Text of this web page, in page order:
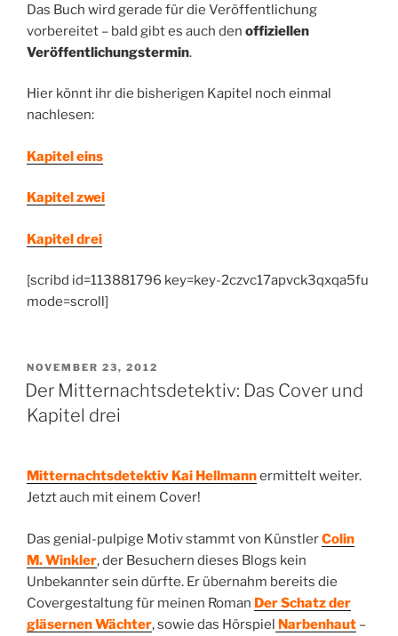
Das Buch wird gerade für die Veröffentlichung
vorbereitet – bald gibt es auch den offiziellen
Veröffentlichungstermin.
Hier könnt ihr die bisherigen Kapitel noch einmal
nachlesen:
Kapitel eins
Kapitel zwei
Kapitel drei
[scribd id=113881796 key=key-2czvc17apvck3qxqa5fu
mode=scroll]
VERÖFFENTLICHT
AM
NOVEMBER 23, 2012
Der Mitternachtsdetektiv: Das Cover und
Kapitel drei
Mitternachtsdetektiv Kai Hellmannermittelt weiter.
Jetzt auch mit einem Cover!
Das genial-pulpige Motiv stammt von KünstlerColin
M. Winkler, der Besuchern dieses Blogs kein
Unbekannter sein dürfte. Er übernahm bereits die
Covergestaltung für meinen Roman Der Schatz der
gläsernen Wächter, sowie das Hörspiel Narbenhaut –